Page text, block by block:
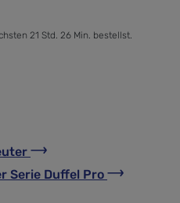
21 Std. 26 Min. bestellst.
Serie Duffel Pro